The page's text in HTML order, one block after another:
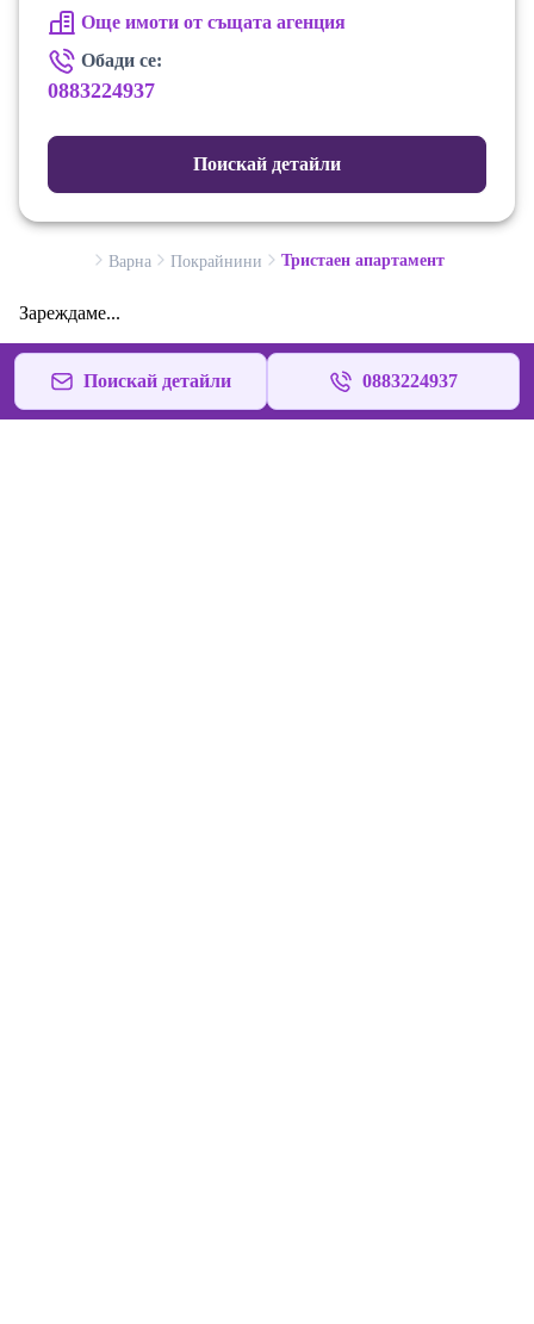
Още имоти от същата агенция
Обади се:
0883224937
Поискай детайли
Варна Покрайнини Тристаен апартамент
Зареждаме...
Поискай детайли 0883224937